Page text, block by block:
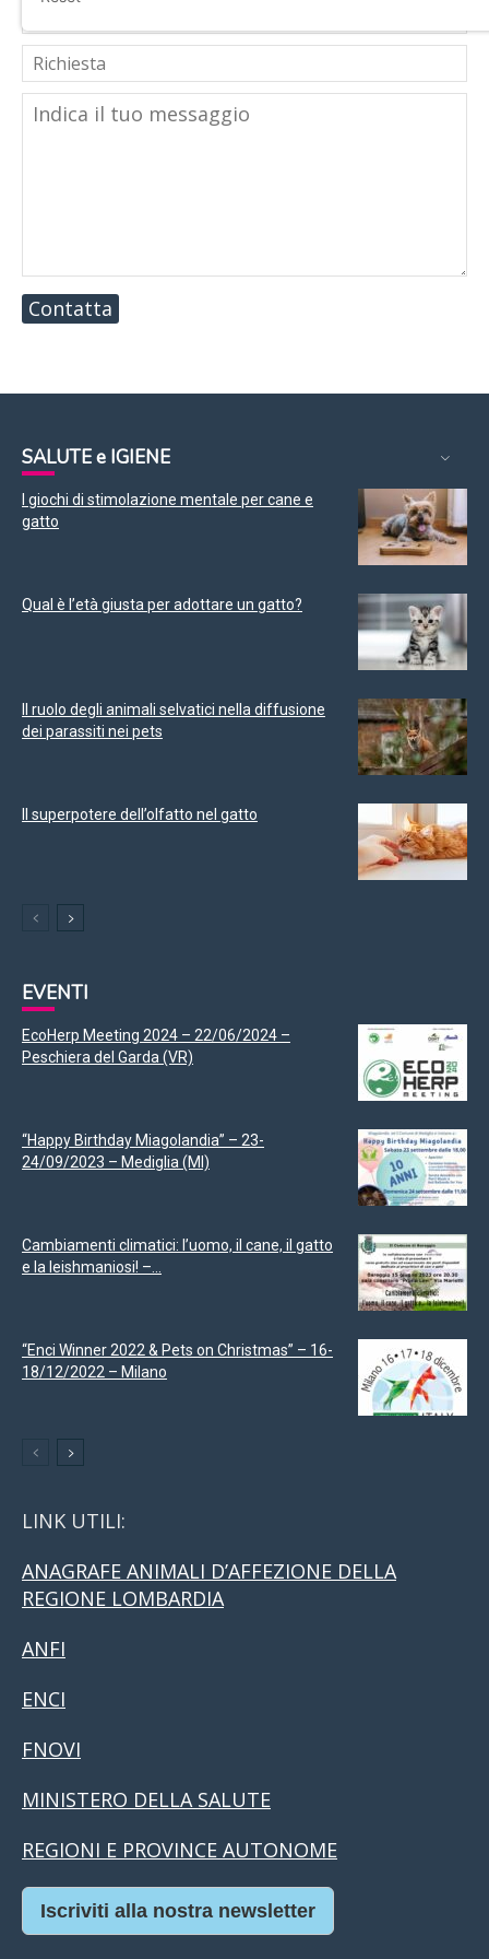
Contatta
SALUTE e IGIENE
I giochi di stimolazione mentale per cane e
gatto
Qual è l’età giusta per adottare un gatto?
Il ruolo degli animali selvatici nella diffusione
dei parassiti nei pets
Il superpotere dell’olfatto nel gatto
EVENTI
EcoHerp Meeting 2024 – 22/06/2024 –
Peschiera del Garda (VR)
“Happy Birthday Miagolandia” – 23-
24/09/2023 – Mediglia (MI)
Cambiamenti climatici: l’uomo, il cane, il gatto
e la leishmaniosi! –...
“Enci Winner 2022 & Pets on Christmas” – 16-
18/12/2022 – Milano
LINK UTILI:
ANAGRAFE ANIMALI D’AFFEZIONE DELLA
REGIONE LOMBARDIA
ANFI
ENCI
FNOVI
MINISTERO DELLA SALUTE
REGIONI E PROVINCE AUTONOME
Iscriviti alla nostra newsletter